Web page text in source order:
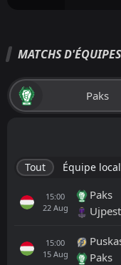
MATCHS D'ÉQUIPES
Paks
Tout Équipe
15:00
22 Aug
Paks
Ujpest
15:00
15 Aug
Paks